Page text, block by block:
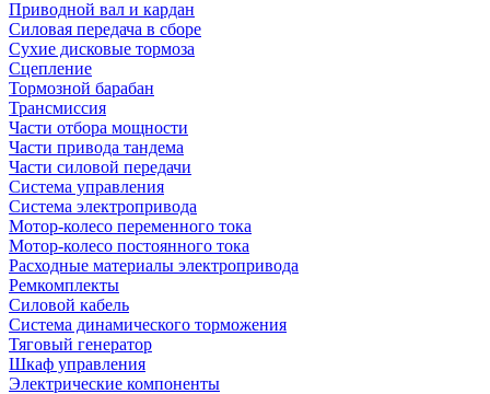
Приводной вал и кардан
Силовая передача в сборе
Сухие дисковые тормоза
Сцепление
Тормозной барабан
Трансмиссия
Части отбора мощности
Части привода тандема
Части силовой передачи
Система управления
Система электропривода
Мотор-колесо переменного тока
Мотор-колесо постоянного тока
Расходные материалы электропривода
Ремкомплекты
Силовой кабель
Система динамического торможения
Тяговый генератор
Шкаф управления
Электрические компоненты